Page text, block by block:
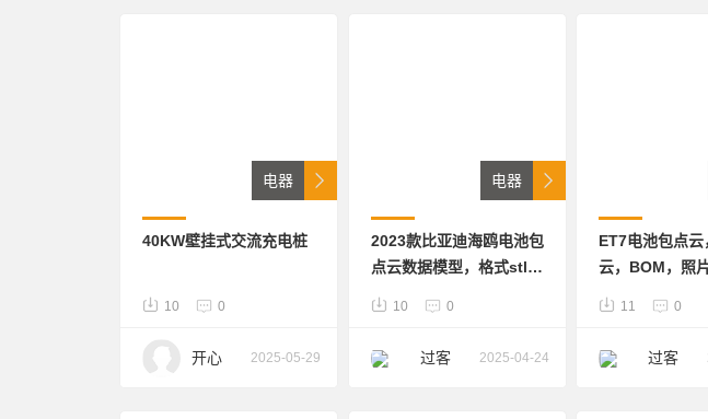
电器
40KW壁挂式交流充电桩
10 0
开心 2025-05-29
电器
2023款比亚迪海鸥电池包
点云数据模型，格式stl，
10 0
过客 2025-04-24
ET7电池包点云
云，BOM，照
11 0
过客